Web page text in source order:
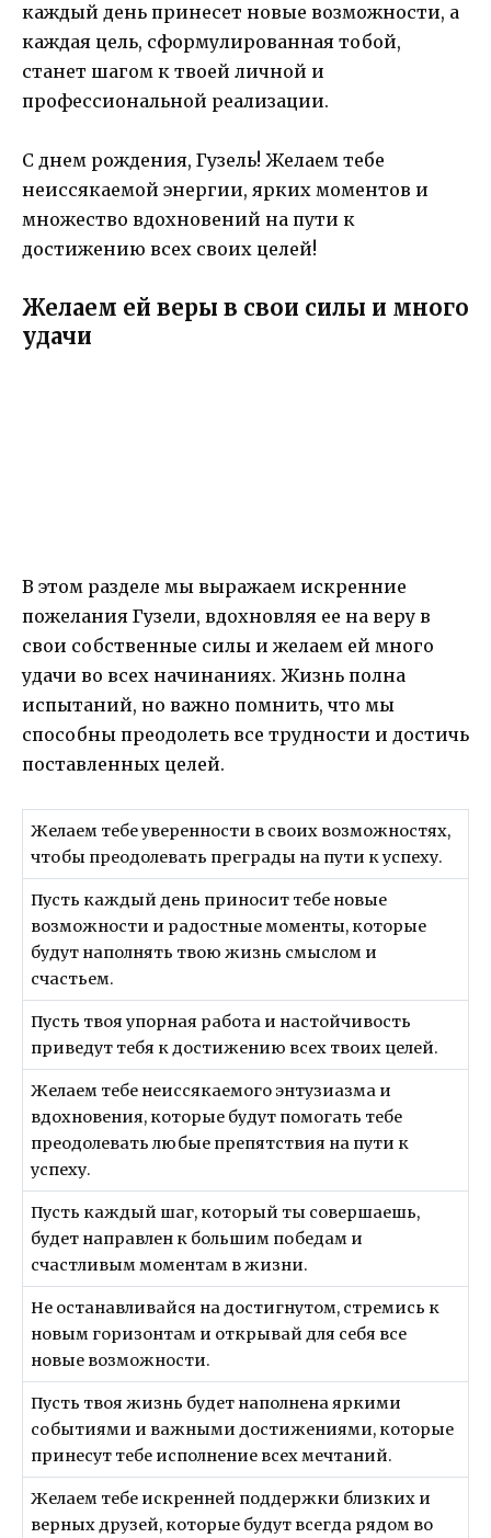
каждый день принесет новые возможности, а
каждая цель, сформулированная тобой,
станет шагом к твоей личной и
профессиональной реализации.
С днем рождения, Гузель! Желаем тебе
неиссякаемой энергии, ярких моментов и
множество вдохновений на пути к
достижению всех своих целей!
Желаем ей веры в свои силы и много
удачи
В этом разделе мы выражаем искренние
пожелания Гузели, вдохновляя ее на веру в
свои собственные силы и желаем ей много
удачи во всех начинаниях. Жизнь полна
испытаний, но важно помнить, что мы
способны преодолеть все трудности и достичь
поставленных целей.
Желаем тебе уверенности в своих возможностях,
чтобы преодолевать преграды на пути к успеху.
Пусть каждый день приносит тебе новые
возможности и радостные моменты, которые
будут наполнять твою жизнь смыслом и
счастьем.
Пусть твоя упорная работа и настойчивость
приведут тебя к достижению всех твоих целей.
Желаем тебе неиссякаемого энтузиазма и
вдохновения, которые будут помогать тебе
преодолевать любые препятствия на пути к
успеху.
Пусть каждый шаг, который ты совершаешь,
будет направлен к большим победам и
счастливым моментам в жизни.
Не останавливайся на достигнутом, стремись к
новым горизонтам и открывай для себя все
новые возможности.
Пусть твоя жизнь будет наполнена яркими
событиями и важными достижениями, которые
принесут тебе исполнение всех мечтаний.
Желаем тебе искренней поддержки близких и
верных друзей, которые будут всегда рядом во